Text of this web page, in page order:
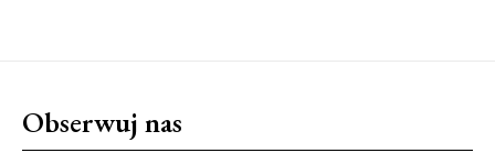
Obserwuj nas